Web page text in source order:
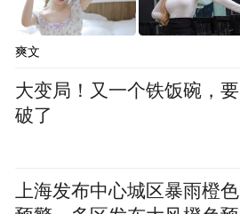
爽文
大变局！又一个铁饭碗，要
破了
上海发布中心城区暴雨橙色